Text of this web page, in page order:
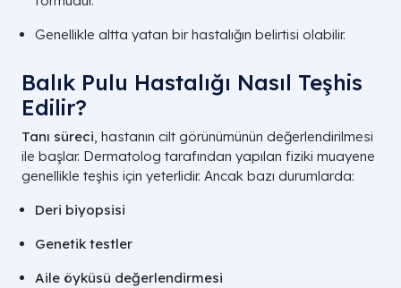
Genellikle altta yatan bir hastalığın belirtisi olabilir.
Balık Pulu Hastalığı Nasıl Teşhis
Edilir?
Tanı süreci, hastanın cilt görünümünün değerlendirilmesi
ile başlar. Dermatolog tarafından yapılan fiziki muayene
genellikle teşhis için yeterlidir. Ancak bazı durumlarda:
Deri biyopsisi
Genetik testler
Aile öyküsü değerlendirmesi